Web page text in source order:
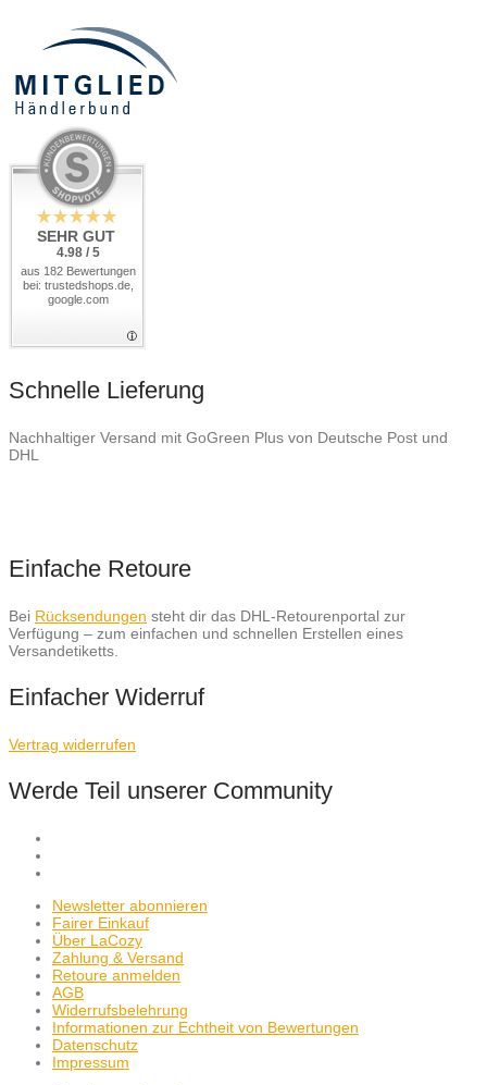
SEHR GUT
4.98 / 5
aus 182 Bewertungen
bei: trustedshops.de,
google.com
Schnelle Lieferung
Nachhaltiger Versand mit GoGreen Plus von Deutsche Post und
DHL
Einfache Retoure
Bei Rücksendungen steht dir das DHL-Retourenportal zur
Verfügung – zum einfachen und schnellen Erstellen eines
Versandetiketts.
Einfacher Widerruf
Vertrag widerrufen
Werde Teil unserer Community
Newsletter abonnieren
Fairer Einkauf
Über LaCozy
Zahlung & Versand
Retoure anmelden
AGB
Widerrufsbelehrung
Informationen zur Echtheit von Bewertungen
Datenschutz
Impressum